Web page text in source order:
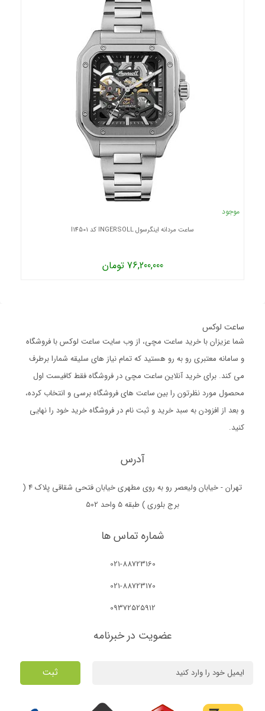
موجود
ساعت مردانه اینگرسول INGERSOLL کد I14501
76,200,000 تومان
ساعت لوکس
شما عزیزان با خرید ساعت مچی، از وب سایت ساعت لوکس با فروشگاه
و سامانه معتبری رو به رو هستید که تمام نیاز های سلیقه شمارا برطرف
می کند. برای خرید آنلاین ساعت مچی در فروشگاه فقط کافیست اول
محصول مورد نظرتون را بین ساعت های فروشگاه برسی و انتخاب کرده،
و بعد از افزودن به سبد خرید و ثبت نام در فروشگاه خرید خود را نهایی
کنید.
آدرس
تهران - خیابان ولیعصر رو به روی مطهری خیابان فتحی شقاقی پلاک 4 (
برج بلوری ) طبقه 5 واحد 502
شماره تماس ها
021-88723160
021-88723170
09372525912
عضویت در خبرنامه
ثبت